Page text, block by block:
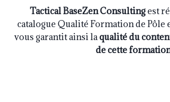
Tactical BaseZen Consultingest
catalogue Qualité Formation de
vous garantit ainsi laqualité du
de cette